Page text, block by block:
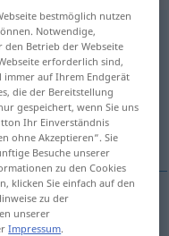
antippen)
prononcer
bestmöglich nutzen
Notwendige,
Betrieb der Webseite
erforderlich sind,
immer auf Ihrem Endgerät
die der Bereitstellung
gespeichert, wenn Sie uns
Ihr Einverständnis
ohne Akzeptieren“. Sie
Besuche unserer
zu den Cookies
klicken Sie einfach auf den
zu der
unserer
Impressum.